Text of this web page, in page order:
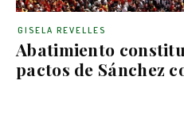
Abatimiento
pactos de Sánchez
GISELA REVELLES